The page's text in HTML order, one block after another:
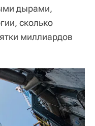
дырами,
сколько
миллиардов